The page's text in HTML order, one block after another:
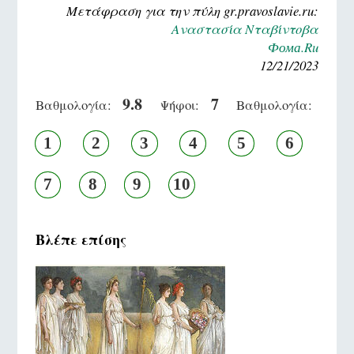
Μετάφραση για την πύλη gr.pravoslavie.ru:
Αναστασία Νταβίντοβα
Фома.Ru
12/21/2023
Βαθμολογία: 9.8 Ψήφοι: 7 Βαθμολογία:
1 2 3 4 5 6
7 8 9 10
Βλέπε επίσης